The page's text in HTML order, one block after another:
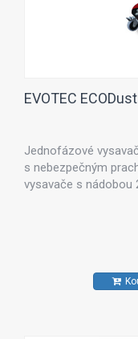
EVOTEC
Jednofázové
s nebezpečným
vysavače s nádobou